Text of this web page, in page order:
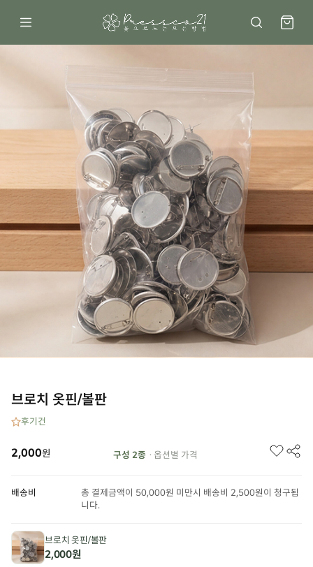
브로치 옷핀/볼판
후기건
2,000원 구성 2종 · 옵션별 가격
배송비
총 결제금액이 50,000원 미만시 배송비 2,500원이 청구됩
니다.
브로치 옷핀/볼판
2,000원